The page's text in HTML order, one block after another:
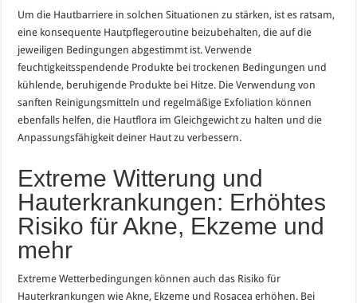
Um die Hautbarriere in solchen Situationen zu stärken, ist es ratsam,
eine konsequente Hautpflegeroutine beizubehalten, die auf die
jeweiligen Bedingungen abgestimmt ist. Verwende
feuchtigkeitsspendende Produkte bei trockenen Bedingungen und
kühlende, beruhigende Produkte bei Hitze. Die Verwendung von
sanften Reinigungsmitteln und regelmäßige Exfoliation können
ebenfalls helfen, die Hautflora im Gleichgewicht zu halten und die
Anpassungsfähigkeit deiner Haut zu verbessern.
Extreme Witterung und
Hauterkrankungen: Erhöhtes
Risiko für Akne, Ekzeme und
mehr
Extreme Wetterbedingungen können auch das Risiko für
Hauterkrankungen wie Akne, Ekzeme und Rosacea erhöhen. Bei